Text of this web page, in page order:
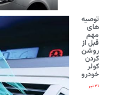
توصیه
های
مهم
قبل از
روشن
کردن
کولر
خودرو
۳۱ تیر